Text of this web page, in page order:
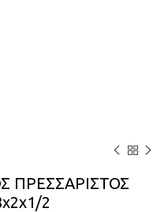
ΠΡΕΣΣΑΡΙΣΤΟΣ
2